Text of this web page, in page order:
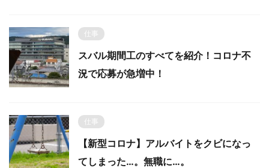
仕事
スバル期間工のすべてを紹介！コロナ不
況で応募が急増中！
仕事
【新型コロナ】アルバイトをクビになっ
てしまった…。無職に…。